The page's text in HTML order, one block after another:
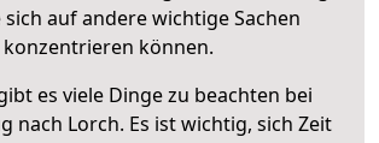
sich auf andere wichtige Sachen
konzentrieren können.
es viele Dinge zu beachten bei
nach Lorch. Es ist wichtig, sich Zeit